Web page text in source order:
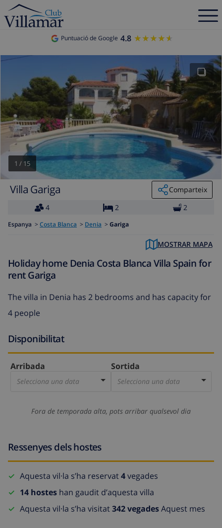
Puntuació de Google 4.8 ★★★★★
★★★★★
1 / 15
Villa Gariga
Comparteix
4
2 2
Espanya > Costa Blanca > Denia > Gariga
MOSTRAR MAPA
Holiday home Denia Costa Blanca Villa Spain for
rent Gariga
The villa in Denia has 2 bedrooms and has capacity for
4 people
Disponibilitat
Arribada
Selecciona una data
Sortida
Selecciona una data
Fora de temporada alta, pots arribar qualsevol dia
Ressenyes dels hostes
Aquesta vil·la s’ha reservat4vegades
14 hostes han gaudit d’aquesta villa
Aquesta vil·la s’ha visitat342 vegadesAquest mes